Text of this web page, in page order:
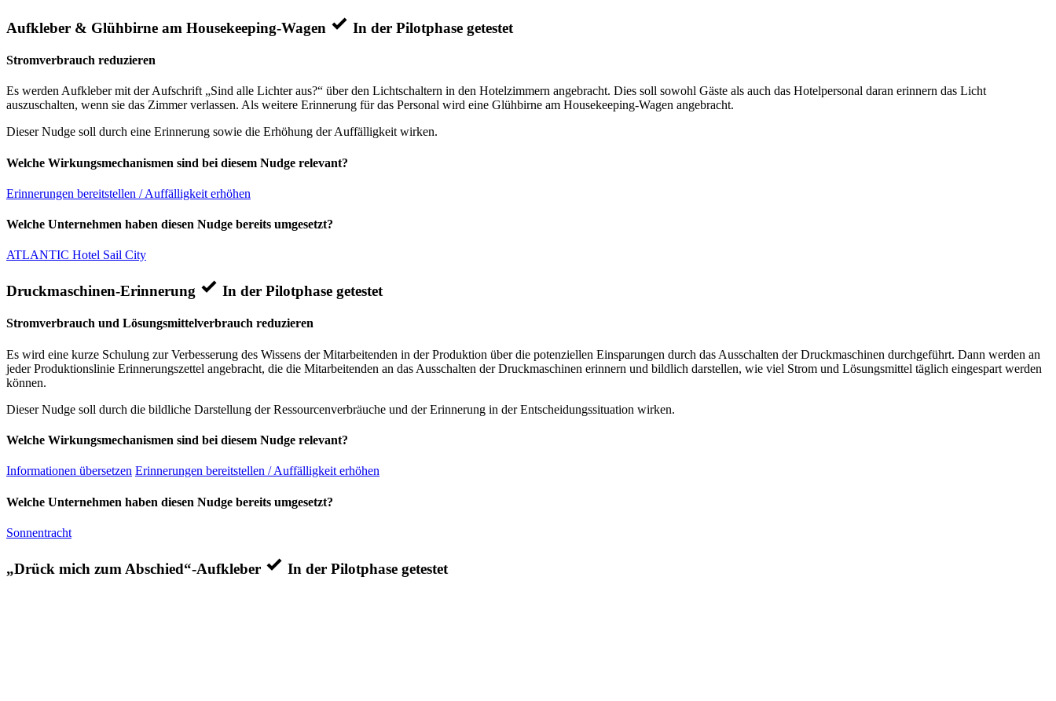
Aufkleber & Glühbirne am Housekeeping-Wagen In der Pilotphase getestet
Stromverbrauch reduzieren
Es werden Aufkleber mit der Aufschrift „Sind alle Lichter aus?“ über den Lichtschaltern in den Hotelzimmern angebracht. Dies soll sowohl Gäste als auch das Hotelpersonal daran erinnern das Licht
auszuschalten, wenn sie das Zimmer verlassen. Als weitere Erinnerung für das Personal wird eine Glühbirne am Housekeeping-Wagen angebracht.
Dieser Nudge soll durch eine Erinnerung sowie die Erhöhung der Auffälligkeit wirken.
Welche Wirkungsmechanismen sind bei diesem Nudge relevant?
Erinnerungen bereitstellen / Auffälligkeit erhöhen
Welche Unternehmen haben diesen Nudge bereits umgesetzt?
ATLANTIC Hotel Sail City
Druckmaschinen-Erinnerung In der Pilotphase getestet
Stromverbrauch und Lösungsmittelverbrauch reduzieren
Es wird eine kurze Schulung zur Verbesserung des Wissens der Mitarbeitenden in der Produktion über die potenziellen Einsparungen durch das Ausschalten der Druckmaschinen durchgeführt. Dann werden an
jeder Produktionslinie Erinnerungszettel angebracht, die die Mitarbeitenden an das Ausschalten der Druckmaschinen erinnern und bildlich darstellen, wie viel Strom und Lösungsmittel täglich eingespart werden
können.
Dieser Nudge soll durch die bildliche Darstellung der Ressourcenverbräuche und der Erinnerung in der Entscheidungssituation wirken.
Welche Wirkungsmechanismen sind bei diesem Nudge relevant?
Informationen übersetzen Erinnerungen bereitstellen / Auffälligkeit erhöhen
Welche Unternehmen haben diesen Nudge bereits umgesetzt?
Sonnentracht
„Drück mich zum Abschied“-Aufkleber In der Pilotphase getestet